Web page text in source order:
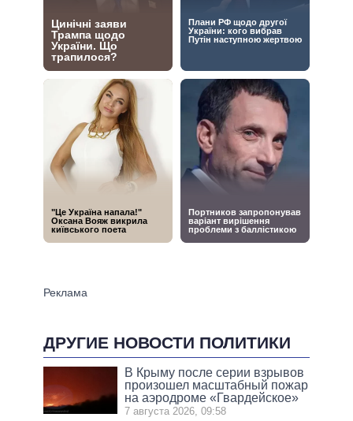
ДРУГИЕ НОВОСТИ ПОЛИТИКИ
В Крыму после серии взрывов
произошел масштабный пожар
на аэродроме «Гвардейское»
7 августа 2026, 09:58